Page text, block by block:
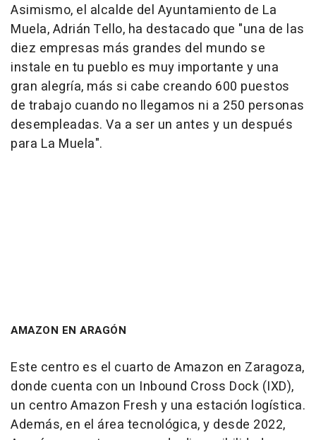
Asimismo, el alcalde del Ayuntamiento de La
Muela, Adrián Tello, ha destacado que "una de las
diez empresas más grandes del mundo se
instale en tu pueblo es muy importante y una
gran alegría, más si cabe creando 600 puestos
de trabajo cuando no llegamos ni a 250 personas
desempleadas. Va a ser un antes y un después
para La Muela".
AMAZON EN ARAGÓN
Este centro es el cuarto de Amazon en Zaragoza,
donde cuenta con un Inbound Cross Dock (IXD),
un centro Amazon Fresh y una estación logística.
Además, en el área tecnológica, y desde 2022,